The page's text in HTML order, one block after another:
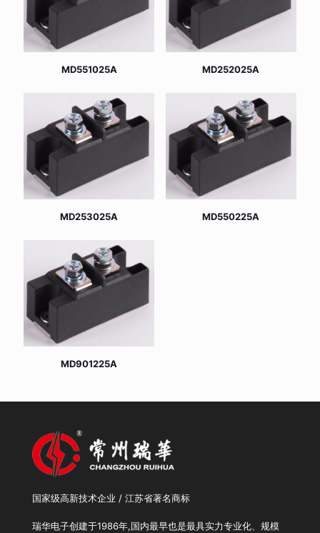
MD551025A MD252025A
MD253025A MD550225A
MD901225A
国家级高新技术企业 / 江苏省著名商标
瑞华电子创建于1986年,国内最早也是最具实力专业化、规模